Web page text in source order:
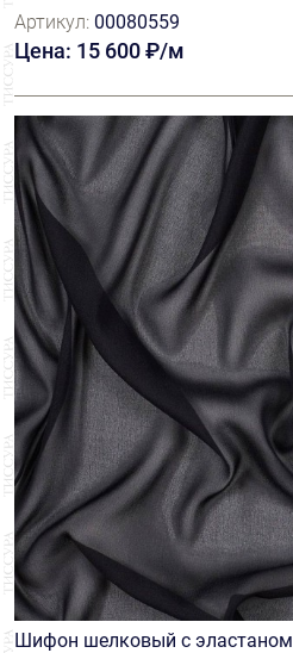
Артикул: 00080559
Цена: 15 600 ₽/м
Шифон шелковый с эластаном